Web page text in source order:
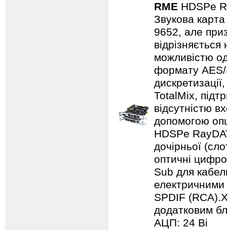
RME HDSPe
Звукова
9652, але
можливістю
формату AES/
TotalMix,
відсутністю
допомогою
HDSPe
дочірньої
оптичні
Sub для
SPDIF
додатковим
АЦП: 24 Bi